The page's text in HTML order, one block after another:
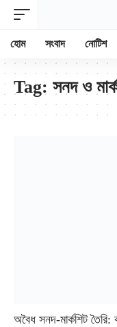
হোম সংবাদ নোটিশ
Tag: সনদ ও
অবৈধ সনদ-মার্কশিট তৈরি: